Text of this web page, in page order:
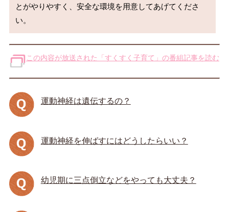
とがやりやすく、安全な環境を用意してあげてくださ
この内容が放送された「すくすく子育て」の番組記事を読む
運動神経は遺伝するの？
運動神経を伸ばすにはどうしたらいい？
幼児期に三点倒立などをやっても大丈夫？